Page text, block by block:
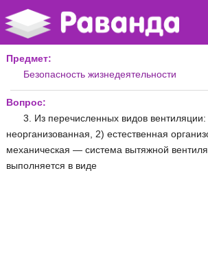
Предмет:
Безопасность жизнедеятельности
Вопрос:
3. Из перечисленных видов вентиляции:
неорганизованная, 2) естественная
механическая — система вытяжной
выполняется в виде